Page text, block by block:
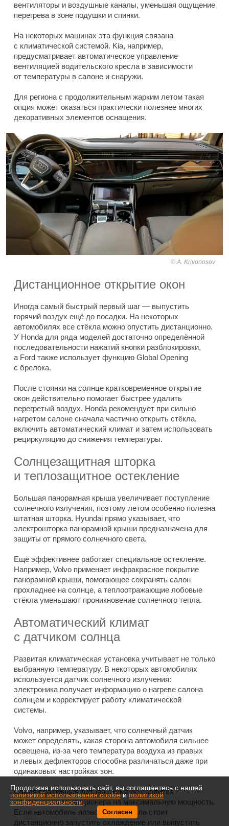
вентиляторы и воздушные каналы, уменьшая ощущение
перегрева в зоне подушки и спинки.
На некоторых машинах эта функция связана
с климатической системой. Kia, например,
предусматривает автоматическое управление
вентиляцией водительского кресла в зависимости
от температуры в салоне и снаружи.
Для региона с продолжительным жарким летом такая
опция может оказаться практически полезнее многих
декоративных элементов оснащения.
A. Krivonosov
Дистанционное открытие окон
Иногда самый быстрый первый шаг — выпустить
горячий воздух ещё до посадки. На некоторых
автомобилях все стёкла можно опустить дистанционно.
У Honda для ряда моделей достаточно определённой
последовательности нажатий кнопки разблокировки,
а Ford также использует функцию Global Opening
с брелока.
После стоянки на солнце кратковременное открытие
окон действительно помогает быстрее удалить
перегретый воздух. Honda рекомендует при сильно
нагретом салоне сначала частично открыть стёкла,
включить автоматический климат и затем использовать
рециркуляцию до снижения температуры.
Солнцезащитная шторка
и теплозащитное остекление
Большая панорамная крыша увеличивает поступление
солнечного излучения, поэтому летом особенно полезна
штатная шторка. Hyundai прямо указывает, что
электрошторка панорамной крыши предназначена для
защиты от прямого солнечного света.
Ещё эффективнее работает специальное остекление.
Например, Volvo применяет инфракрасное покрытие
панорамной крыши, помогающее сохранять салон
прохладнее на солнце, а теплоотражающие лобовые
стёкла уменьшают проникновение солнечного тепла.
Автоматический климат
с датчиком солнца
Развитая климатическая установка учитывает не только
выбранную температуру. В некоторых автомобилях
используется датчик солнечного излучения:
электроника получает информацию о нагреве салона
солнцем и корректирует работу климатической
системы.
Volvo, например, указывает, что солнечный датчик
может определять, какая сторона автомобиля сильнее
освещена, из-за чего температура воздуха из правых
и левых дефлекторов способна различаться даже при
одинаковых настройках зон.
Самая практичная летняя схема не сводится
к включению кондиционера на максимальную мощность.
Если автомобиль позволяет, сначала стоит
дистанционно запустить охлаждение или выпустить
Продолжая использовать сайт, вы соглашаетесь с нашей
политикой использования cookieиполитикой
конфиденциальности
Согласен